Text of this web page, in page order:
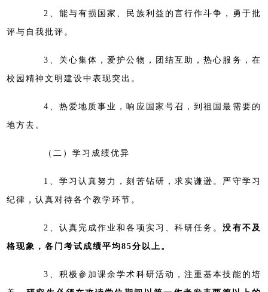
2、能与有损国家、民族利益的言行作斗争，勇于批
评与自我批评。
3、关心集体，爱护公物，团结互助，热心服务，在
校园精神文明建设中表现突出。
4、热爱地质事业，响应国家号召，到祖国最需要的
地方去。
（二）学习成绩优异
1、学习认真努力，刻苦钻研，求实谦逊。严守学习
纪律，认真对待各个教学环节。
2、认真完成作业和各项实习、科研任务。没有不及
格现象，各门考试成绩平均85分以上。
3、积极参加课余学术科研活动，注重基本技能的培